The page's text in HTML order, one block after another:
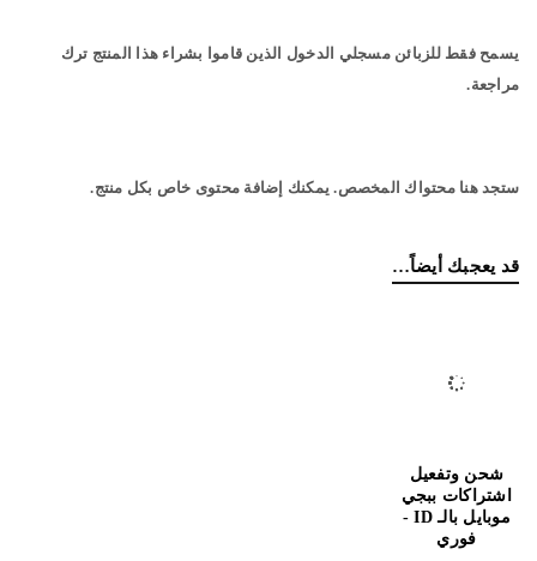
يسمح فقط للزبائن مسجلي الدخول الذين قاموا بشراء هذا المنتج ترك
مراجعة.
ستجد هنا محتواك المخصص. يمكنك إضافة محتوى خاص بكل منتج.
قد يعجبك أيضاً…
شحن وتفعيل
اشتراكات ببجي
موبايل بالـ ID -
فوري